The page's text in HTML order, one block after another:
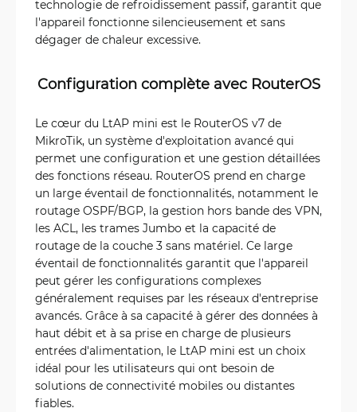
technologie de refroidissement passif, garantit que
l'appareil fonctionne silencieusement et sans
dégager de chaleur excessive.
Configuration complète avec RouterOS
Le cœur du LtAP mini est le RouterOS v7 de
MikroTik, un système d'exploitation avancé qui
permet une configuration et une gestion détaillées
des fonctions réseau. RouterOS prend en charge
un large éventail de fonctionnalités, notamment le
routage OSPF/BGP, la gestion hors bande des VPN,
les ACL, les trames Jumbo et la capacité de
routage de la couche 3 sans matériel. Ce large
éventail de fonctionnalités garantit que l'appareil
peut gérer les configurations complexes
généralement requises par les réseaux d'entreprise
avancés. Grâce à sa capacité à gérer des données à
haut débit et à sa prise en charge de plusieurs
entrées d'alimentation, le LtAP mini est un choix
idéal pour les utilisateurs qui ont besoin de
solutions de connectivité mobiles ou distantes
fiables.